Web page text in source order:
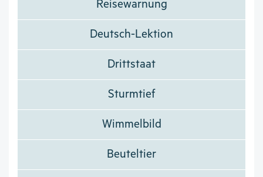
Reisewarnung
Deutsch-Lektion
Drittstaat
Sturmtief
Wimmelbild
Beuteltier